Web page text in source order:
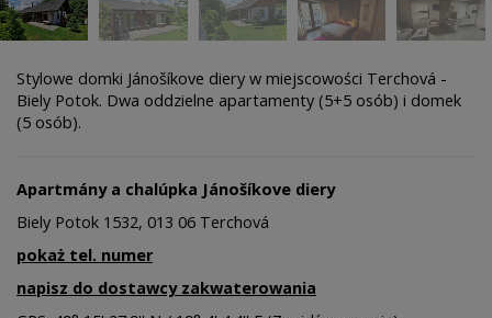
Stylowe domki Jánošíkove diery w miejscowości Terchová -
Biely Potok. Dwa oddzielne apartamenty (5+5 osób) i domek
(5 osób).
Apartmány a chalúpka Jánošíkove diery
Biely Potok 1532, 013 06 Terchová
pokaż tel. numer
napisz do dostawcy zakwaterowania